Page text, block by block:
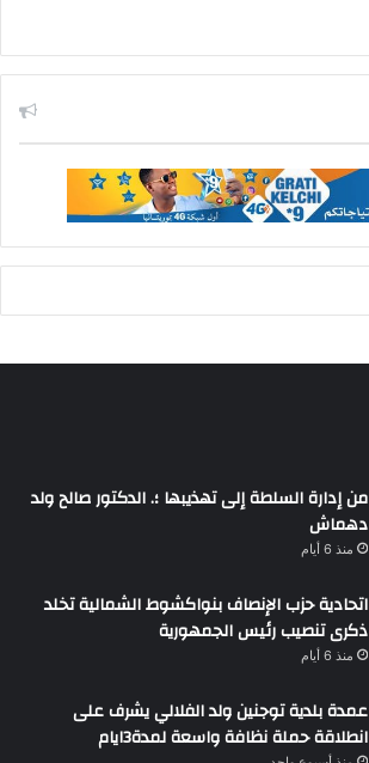
من إدارة السلطة إلى تهذيبها ؛. الدكتور صالح ولد
دهماش
منذ 6 أيام
اتحادية حزب الإنصاف بنواكشوط الشمالية تخلد
ذكرى تنصيب رئيس الجمهورية
منذ 6 أيام
عمدة بلدية توجنين ولد الفلالي يشرف على
انطلاقة حملة نظافة واسعة لمدة3ايام